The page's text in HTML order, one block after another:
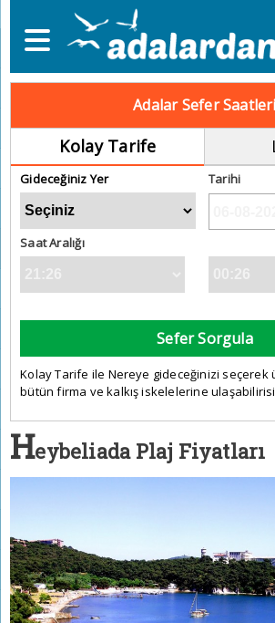
Adalar Sefer Saatleri
Kolay Tarife
Gideceğiniz Yer Tarihi
Saat Aralığı
Sefer Sorgula
Kolay Tarife ile Nereye gideceğinizi seçerek
bütün firma ve kalkış iskelelerine
Heybeliada Plaj Fiyatları